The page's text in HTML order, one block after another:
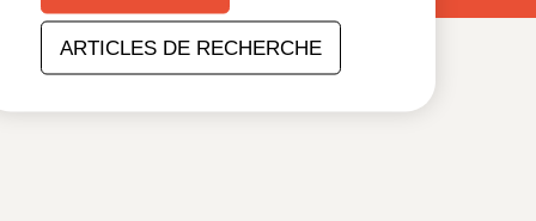
ARTICLES DE RECHERCHE